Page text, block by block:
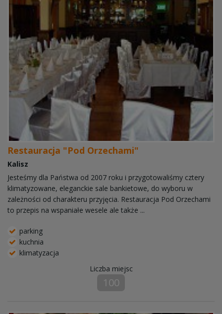
Restauracja "Pod Orzechami"
Kalisz
Jesteśmy dla Państwa od 2007 roku i przygotowaliśmy cztery
klimatyzowane, eleganckie sale bankietowe, do wyboru w
zależności od charakteru przyjęcia. Restauracja Pod Orzechami
to przepis na wspaniałe wesele ale także ...
parking
kuchnia
klimatyzacja
Liczba miejsc
100